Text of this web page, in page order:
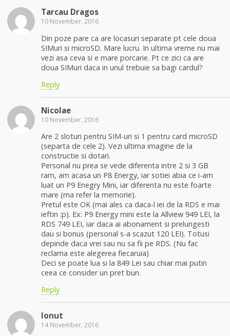
Tarcau Dragos
10 November, 2016
Din poze pare ca are locasuri separate pt cele doua
SIMuri si microSD. Mare lucru. In ultima vreme nu mai
vezi asa ceva si e mare porcarie. Pt ce zici ca are
doua SIMuri daca in unul trebuie sa bagi cardul?
Reply
Nicolae
10 November, 2016
Are 2 sloturi pentru SIM-uri si 1 pentru card microSD
(separta de cele 2). Vezi ultima imagine de la
constructie si dotari.
Personal nu prea se vede diferenta intre 2 si 3 GB
ram, am acasa un P8 Energy, iar sotiei abia ce i-am
luat un P9 Enegry Mini, iar diferenta nu este foarte
mare (ma refer la memorie).
Pretul este OK (mai ales ca daca-l iei de la RDS e mai
ieftin :p). Ex: P9 Energy mini este la Allview 949 LEI, la
RDS 749 LEI, iar daca ai abonament si prelungesti
dau si bonus (personal s-a scazut 120 LEI). Totusi
depinde daca vrei sau nu sa fii pe RDS. (Nu fac
reclama este alegerea fiecaruia)
Deci se poate lua si la 849 Lei sau chiar mai putin
ceea ce consider un pret bun.
Reply
Ionut
14 November, 2016